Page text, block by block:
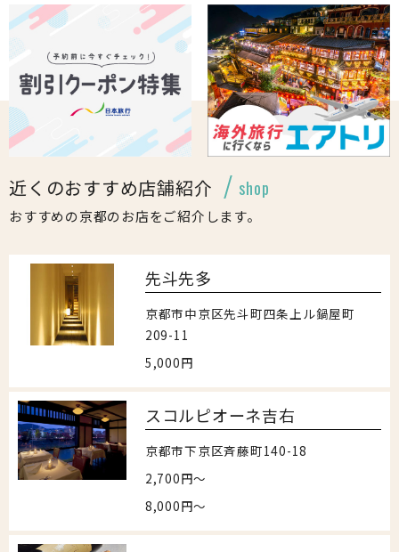
近くのおすすめ店舗紹介 shop
おすすめの京都のお店をご紹介します。
先斗先多
京都市中京区先斗町四条上ル鍋屋町
209-11
5,000円
スコルピオーネ吉右
京都市下京区斉藤町140-18
2,700円～
8,000円～